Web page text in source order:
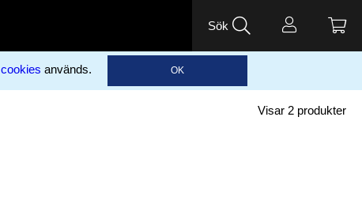
Sök
cookies används. OK
Visar 2 produkter